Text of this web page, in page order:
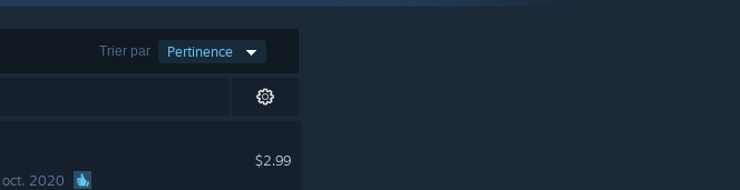
Trier par Pertinence
2020
$2.99